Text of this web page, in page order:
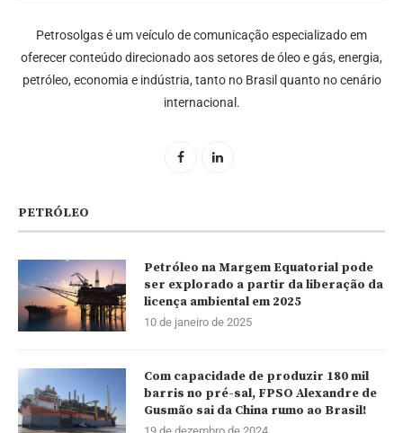
Petrosolgas é um veículo de comunicação especializado em
oferecer conteúdo direcionado aos setores de óleo e gás, energia,
petróleo, economia e indústria, tanto no Brasil quanto no cenário
internacional.
PETRÓLEO
Petróleo na Margem Equatorial pode
ser explorado a partir da liberação da
licença ambiental em 2025
10 de janeiro de 2025
Com capacidade de produzir 180 mil
barris no pré-sal, FPSO Alexandre de
Gusmão sai da China rumo ao Brasil!